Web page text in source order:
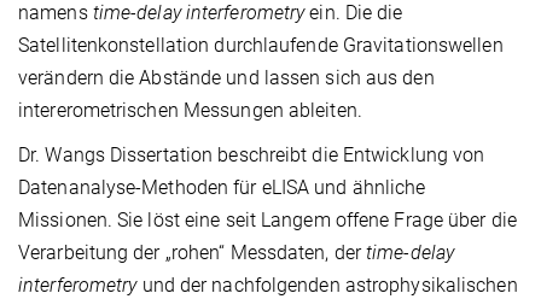
namens time-delay interferometryein. Die die
Satellitenkonstellation durchlaufende Gravitationswellen
verändern die Abstände und lassen sich aus den
intererometrischen Messungen ableiten.
Dr. Wangs Dissertation beschreibt die Entwicklung von
Datenanalyse-Methoden für eLISA und ähnliche
Missionen. Sie löst eine seit Langem offene Frage über die
Verarbeitung der „rohen“ Messdaten, dertime-delay
interferometryund der nachfolgenden astrophysikalischen